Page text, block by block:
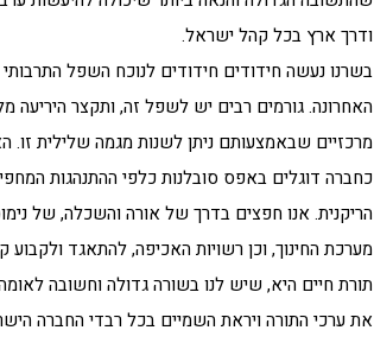
ודרך ארץ בכל קהל ישראל.
בשרנו נעשה חידודים חידודים לנוכח השפל
האחרונה. גורמים רבים יש לשפל זה, ותקצר
מרכזיים שבאמצעותם ניתן לשנות מגמה שלילית
כחברה דוגלים באפס סובלנות כלפי ההתנהגות
הריקנית. אנו חפצים בדרך של אורה והשכלה, של
מערכת החינוך, וכן רשויות האכיפה, להתאגד
תורת חיים היא, שיש לנו בשורה גדולה וחשובה
את ערכי התורה ויראת השמיים בכל רבדי החברה